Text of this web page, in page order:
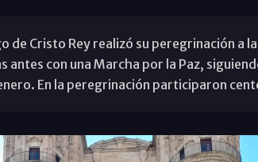
de Cristo Rey realizó su peregrinación a
antes con una Marcha por la Paz,
En la peregrinación participaron